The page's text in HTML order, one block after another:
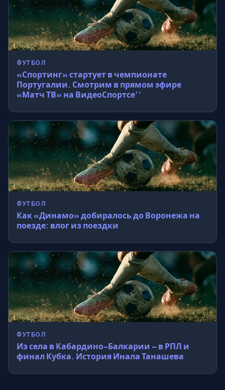
ФУТБОЛ
«Спортинг» стартует в чемпионате
Португалии. Смотрим в прямом эфире
«Матч ТВ» на ВидеоСпортсе’‘
ФУТБОЛ
Как «Динамо» добиралось до Воронежа на
поезде: влог из поездки
ФУТБОЛ
Из села в Кабардино-Балкарии – в РПЛ и
финал Кубка. История Инала Танашева